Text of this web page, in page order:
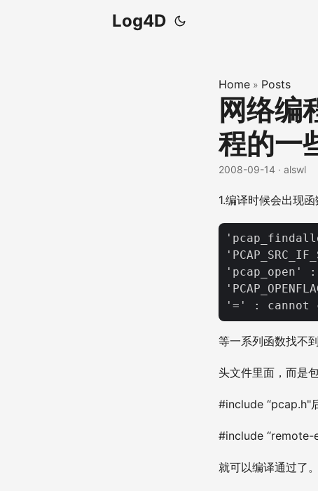
Log4D
Home » Posts
网络编
程的一
2008-09-14 · alswl
1.编译时候会出现
'pcap_open'
等一系列函数找不
头文件里面，而是
#include “pcap.h"
#include “remote-
就可以编译通过了。